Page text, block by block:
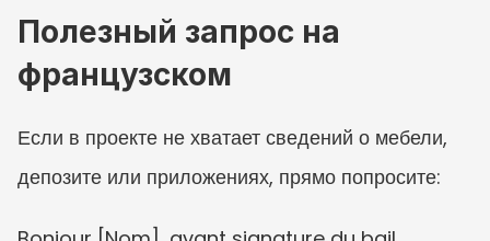
Полезный запрос на
французском
Если в проекте не хватает сведений о мебели,
депозите или приложениях, прямо попросите: